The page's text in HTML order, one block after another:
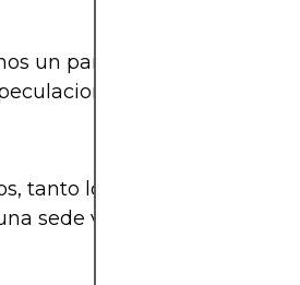
un partido de fase de
apuntan a que
tanto locales como
sede vibrante, segura y